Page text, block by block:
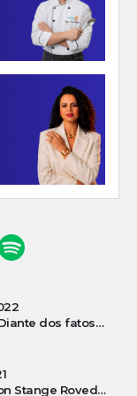
Sala de Visitas: Diante dos fatos que influenciam a economia o que podemos esperar de 2022
A agricultor Nilton Stange Roveda, afirma ter recebido ajuda espiritual durante acidente